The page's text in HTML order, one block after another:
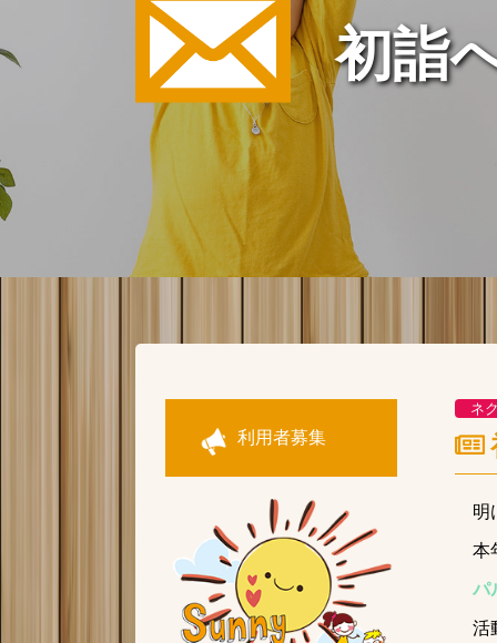
初詣
ネ
明
本
パ
活
利用者募集